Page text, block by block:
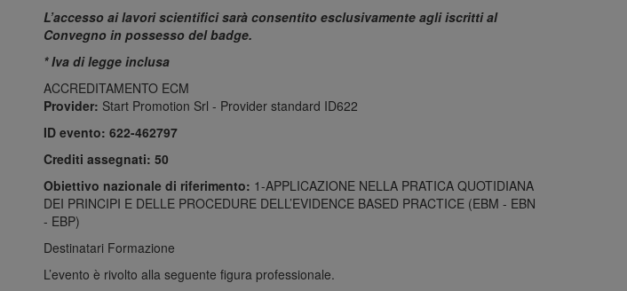
L’accesso ai lavori scientifici sarà consentito esclusivamente agli iscritti al
Convegno in possesso del badge.
* Iva di legge inclusa
ACCREDITAMENTO ECM
Provider: Start Promotion Srl - Provider standard ID622
ID evento: 622-462797
Crediti assegnati: 50
Obiettivo nazionale di riferimento: 1-APPLICAZIONE NELLA PRATICA QUOTIDIANA
DEI PRINCIPI E DELLE PROCEDURE DELL’EVIDENCE BASED PRACTICE (EBM - EBN
- EBP)
Destinatari Formazione
L’evento è rivolto alla seguente figura professionale.